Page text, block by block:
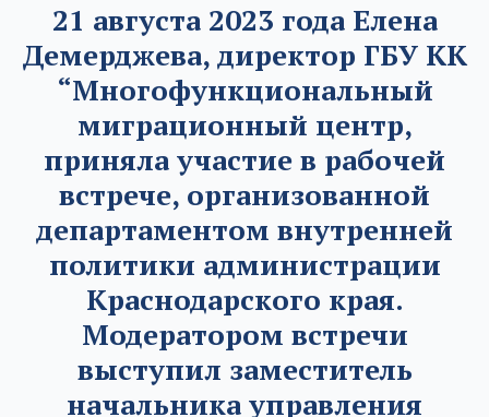
21 августа 2023 года Елена
Демерджева, директор ГБУ КК
“Многофункциональный
миграционный центр,
приняла участие в рабочей
встрече, организованной
департаментом внутренней
политики администрации
Краснодарского края.
Модератором встречи
выступил заместитель
начальника управления